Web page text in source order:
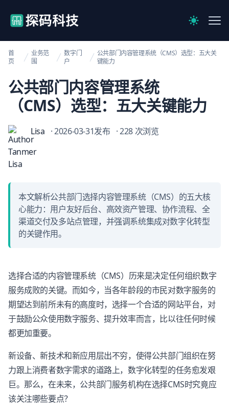
【官网】探码科技
Switch
首
页
业务范
围
数字门
户
公共部门内容管理系统（CMS）选型：五大关
键能力
公共部门内容管理系统
（CMS）选型：五大关键能力
Lisa · 2026-03-31发布 · 228 次浏览
本文解析公共部门选择内容管理系统（CMS）的五大核
心能力：用户友好后台、高效资产管理、协作流程、全
渠道交付及多站点管理，并强调系统集成对数字化转型
的关键作用。
选择合适的内容管理系统（CMS）历来是决定任何组织数字
服务成败的关键。而如今，当各年龄段的市民对数字服务的
期望达到前所未有的高度时，选择一个合适的网站平台，对
于鼓励公众使用数字服务、提升效率而言，比以往任何时候
都更加重要。
新设备、新技术和新应用层出不穷，使得公共部门组织在努
力跟上消费者数字需求的道路上，数字化转型的任务愈发艰
巨。那么，在未来，公共部门服务机构在选择CMS时究竟应
该关注哪些要点？